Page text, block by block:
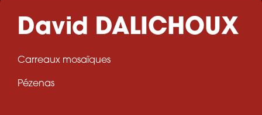
David DALICHOUX
Carreaux mosaïques
Pézenas